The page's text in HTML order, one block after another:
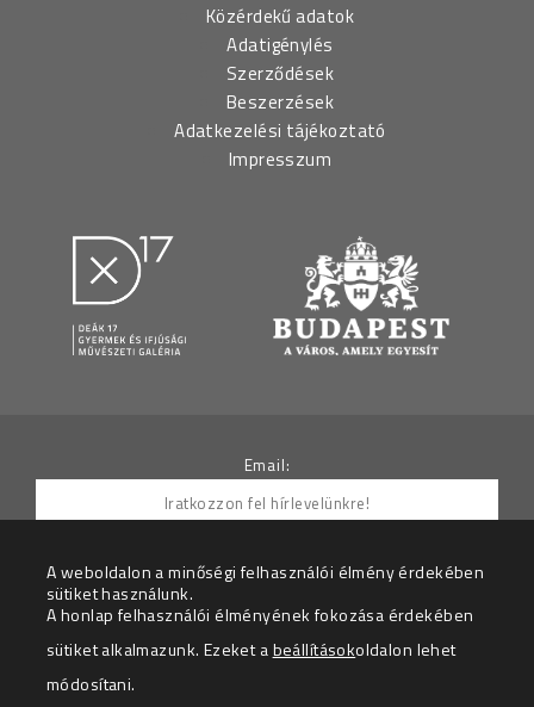
Közérdekű adatok
Adatigénylés
Szerződések
Beszerzések
Adatkezelési tájékoztató
Impresszum
Email:
Hozzájárulok ahhoz, hogy az Adatkezelő részemre
Az adatkezelési tájékoztatót megértettem.
A weboldalon a minőségi felhasználói élmény érdekében
sütiket használunk.
A honlap felhasználói élményének fokozása érdekében
sütiket alkalmazunk. Ezeket abeállításokoldalon lehet
módosítani.